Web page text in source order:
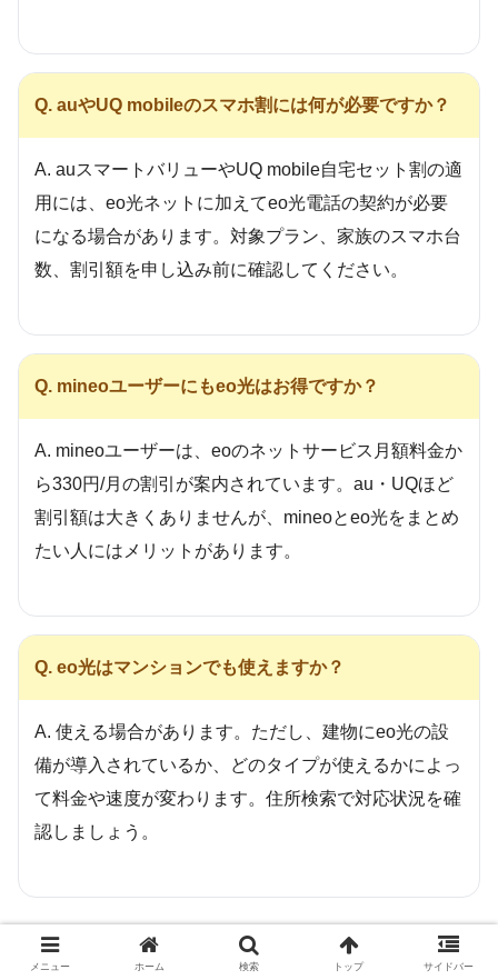
Q. auやUQ mobileのスマホ割には何が必要ですか？
A. auスマートバリューやUQ mobile自宅セット割の適
用には、eo光ネットに加えてeo光電話の契約が必要
になる場合があります。対象プラン、家族のスマホ台
数、割引額を申し込み前に確認してください。
Q. mineoユーザーにもeo光はお得ですか？
A. mineoユーザーは、eoのネットサービス月額料金か
ら330円/月の割引が案内されています。au・UQほど
割引額は大きくありませんが、mineoとeo光をまとめ
たい人にはメリットがあります。
Q. eo光はマンションでも使えますか？
A. 使える場合があります。ただし、建物にeo光の設
備が導入されているか、どのタイプが使えるかによっ
て料金や速度が変わります。住所検索で対応状況を確
認しましょう。
あわせて確認したい関連記事
メニュー ホーム 検索 トップ サイドバー